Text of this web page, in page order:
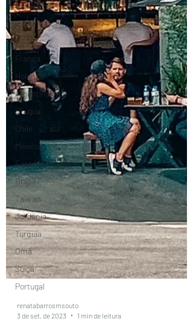
Inglaterra
Espanha
Bélgica
França
Holanda
Argentina
Uruguai
Chile
México
Estados Unidos
Brasil
Taiwan
Jordânia
Turquia
Omã
Suiça
Portugal